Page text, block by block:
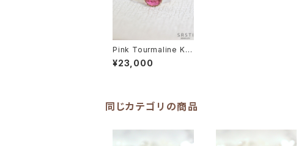
Pink Tourmaline K1
0 Gold Ring
¥23,000
同じカテゴリの商品